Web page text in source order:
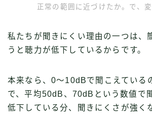
正常の範囲に近づけたか。で、変
私たちが聞きにくい理由の一つは、
うと聴力が低下しているからです。
本来なら、0〜10dBで聞こえている
で、平均50dB、70dBという数値で
低下している分、聞きにくさが強く